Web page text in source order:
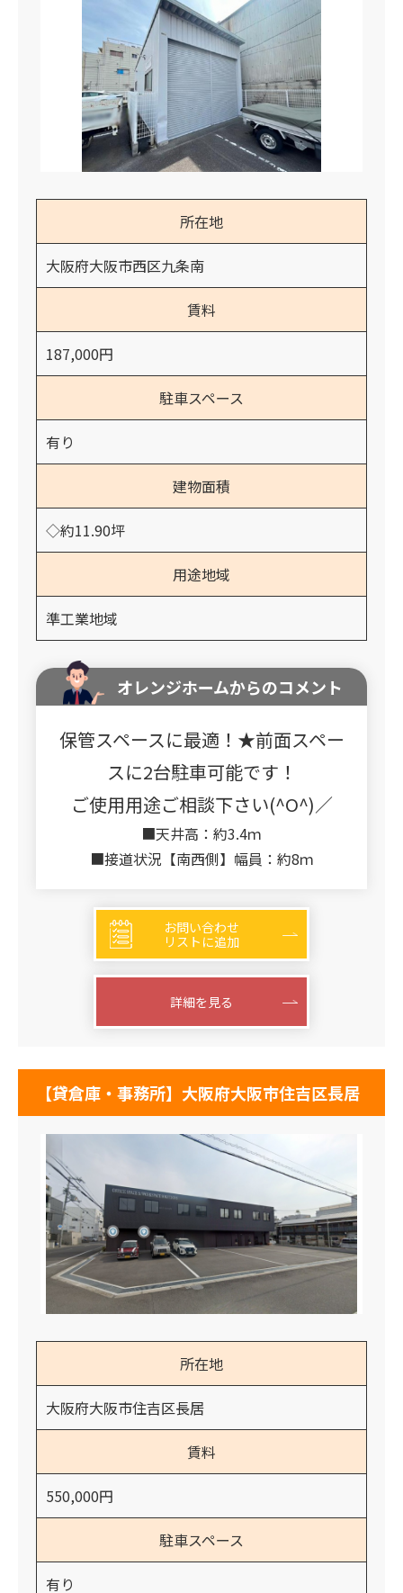
所在地
大阪府大阪市西区九条南
賃料
187,000円
駐車スペース
有り
建物面積
◇約11.90坪
用途地域
準工業地域
オレンジホームからのコメント
保管スペースに最適！★前面スペー
スに2台駐車可能です！
ご使用用途ご相談下さい(^O^)／
■天井高：約3.4ｍ
■接道状況【南西側】幅員：約8ｍ
お問い合わせ
リストに追加
詳細を見る
【貸倉庫・事務所】大阪府大阪市住吉区長居
所在地
大阪府大阪市住吉区長居
賃料
550,000円
駐車スペース
有り